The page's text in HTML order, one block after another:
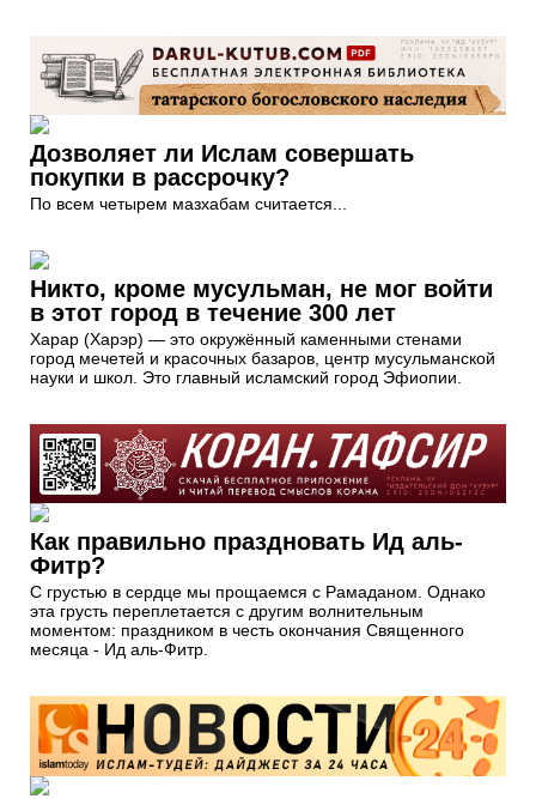
Дозволяет ли Ислам совершать
покупки в рассрочку?
По всем четырем мазхабам считается...
Никто, кроме мусульман, не мог войти
в этот город в течение 300 лет
Харар (Харэр) — это окружённый каменными стенами
город мечетей и красочных базаров, центр мусульманской
науки и школ. Это главный исламский город Эфиопии.
Как правильно праздновать Ид аль-
Фитр?
С грустью в сердце мы прощаемся с Рамаданом. Однако
эта грусть переплетается с другим волнительным
моментом: праздником в честь окончания Священного
месяца - Ид аль-Фитр.